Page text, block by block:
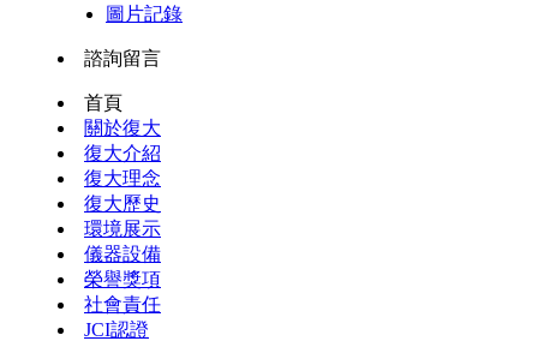
圖片記錄
諮詢留言
首頁
關於復大
復大介紹
復大理念
復大歷史
環境展示
儀器設備
榮譽獎項
社會責任
JCI認證